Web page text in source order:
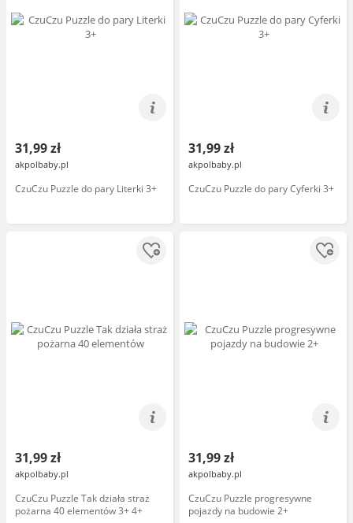
31,99 zł
akpolbaby.pl
CzuCzu Puzzle do pary Literki 3+
31,99 zł
akpolbaby.pl
CzuCzu Puzzle do pary Cyferki 3+
31,99 zł
akpolbaby.pl
CzuCzu Puzzle Tak działa straż
pożarna 40 elementów 3+ 4+
31,99 zł
akpolbaby.pl
CzuCzu Puzzle progresywne
pojazdy na budowie 2+